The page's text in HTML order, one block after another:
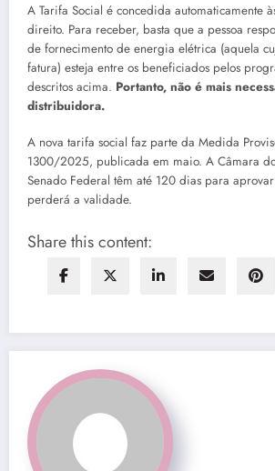
A Tarifa Social é concedida automaticamente
direito. Para receber, basta que a pessoa
de fornecimento de energia elétrica (aquela
fatura) esteja entre os beneficiados pelos
descritos acima. Portanto, não é mais
distribuidora.
A nova tarifa social faz parte da Medida
1300/2025, publicada em maio. A Câmara
Senado Federal têm até 120 dias para
perderá a validade.
Share this content: